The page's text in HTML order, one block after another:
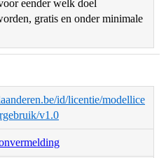
eender welk doel
gratis en onder minimale
id/licentie/modellice
v1.0